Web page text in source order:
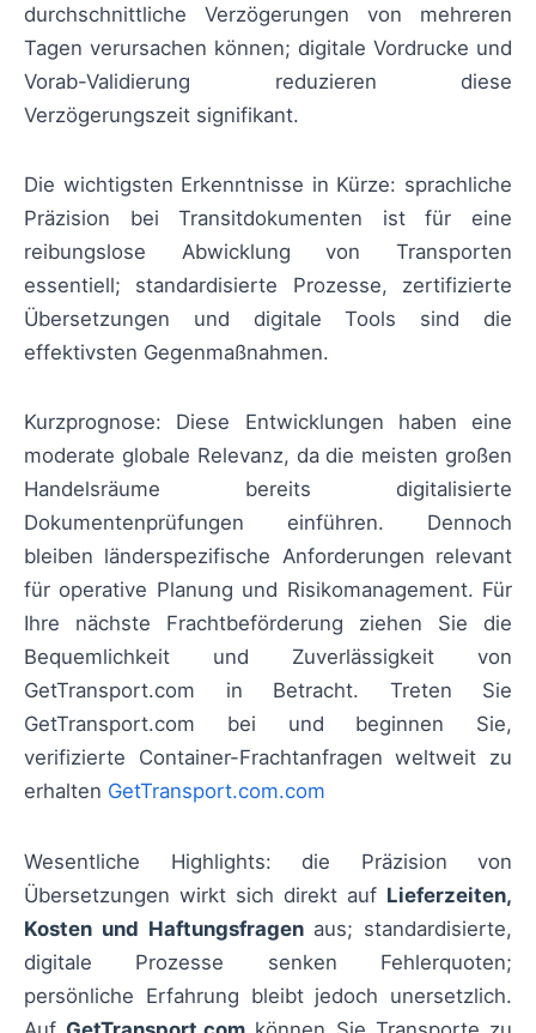
durchschnittliche Verzögerungen von mehreren
Tagen verursachen können; digitale Vordrucke und
Vorab-Validierung reduzieren diese
Verzögerungszeit signifikant.
Die wichtigsten Erkenntnisse in Kürze: sprachliche
Präzision bei Transitdokumenten ist für eine
reibungslose Abwicklung von Transporten
essentiell; standardisierte Prozesse, zertifizierte
Übersetzungen und digitale Tools sind die
effektivsten Gegenmaßnahmen.
Kurzprognose: Diese Entwicklungen haben eine
moderate globale Relevanz, da die meisten großen
Handelsräume bereits digitalisierte
Dokumentenprüfungen einführen. Dennoch
bleiben länderspezifische Anforderungen relevant
für operative Planung und Risikomanagement. Für
Ihre nächste Frachtbeförderung ziehen Sie die
Bequemlichkeit und Zuverlässigkeit von
GetTransport.com in Betracht. Treten Sie
GetTransport.com bei und beginnen Sie,
verifizierte Container-Frachtanfragen weltweit zu
erhalten GetTransport.com.com
Wesentliche Highlights: die Präzision von
Übersetzungen wirkt sich direkt auf Lieferzeiten,
Kosten und Haftungsfragenaus; standardisierte,
digitale Prozesse senken Fehlerquoten;
persönliche Erfahrung bleibt jedoch unersetzlich.